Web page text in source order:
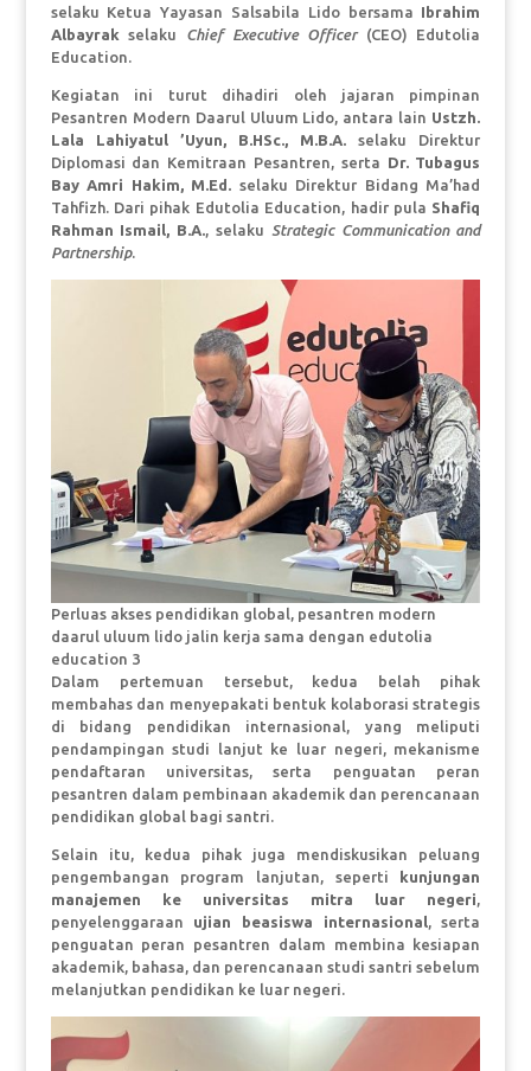
selaku Ketua Yayasan Salsabila Lido bersama Ibrahim
Albayrak selaku Chief Executive Officer(CEO) Edutolia
Education.
Kegiatan ini turut dihadiri oleh jajaran pimpinan
Pesantren Modern Daarul Uluum Lido, antara lain Ustzh.
Lala Lahiyatul ’Uyun, B.HSc., M.B.A. selaku Direktur
Diplomasi dan Kemitraan Pesantren, serta Dr. Tubagus
Bay Amri Hakim, M.Ed. selaku Direktur Bidang Ma’had
Tahfizh. Dari pihak Edutolia Education, hadir pula Shafiq
Rahman Ismail, B.A., selaku Strategic Communication and
Partnership.
Perluas akses pendidikan global, pesantren modern
daarul uluum lido jalin kerja sama dengan edutolia
education 3
Dalam pertemuan tersebut, kedua belah pihak
membahas dan menyepakati bentuk kolaborasi strategis
di bidang pendidikan internasional, yang meliputi
pendampingan studi lanjut ke luar negeri, mekanisme
pendaftaran universitas, serta penguatan peran
pesantren dalam pembinaan akademik dan perencanaan
pendidikan global bagi santri.
Selain itu, kedua pihak juga mendiskusikan peluang
pengembangan program lanjutan, seperti kunjungan
manajemen ke universitas mitra luar negeri
penyelenggaraan ujian beasiswa internasional , serta
penguatan peran pesantren dalam membina kesiapan
akademik, bahasa, dan perencanaan studi santri sebelum
melanjutkan pendidikan ke luar negeri.